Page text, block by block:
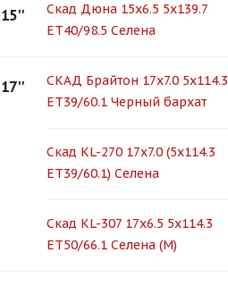
15''
Скад Дюна 15x6.5 5x139.7
ET40/98.5 Селена
17''
СКАД Брайтон 17x7.0 5x114.3
ET39/60.1 Черный бархат
Скад KL-270 17x7.0 (5x114.3
ЕТ39/60.1) Селена
Скад KL-307 17x6.5 5x114.3
ET50/66.1 Селена (М)